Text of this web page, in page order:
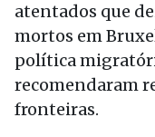
atentados que
mortos em
política
recomendaram
fronteiras.